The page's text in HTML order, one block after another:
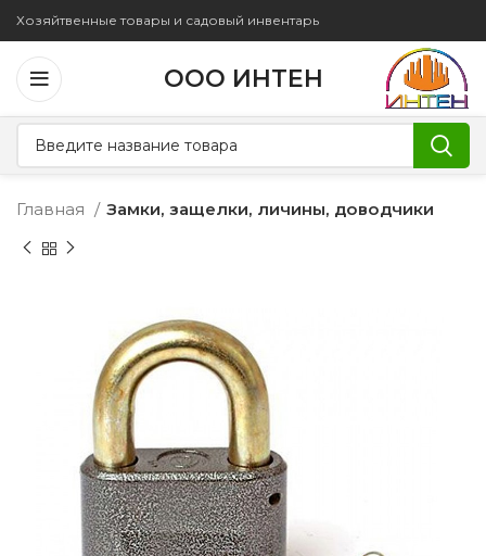
Хозяйтвенные товары и садовый инвентарь
ООО ИНТЕН
Главная Замки, защелки, личины, доводчики